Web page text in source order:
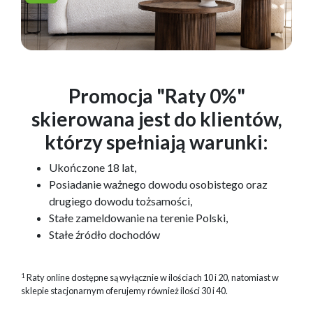
Promocja "Raty 0%"
skierowana jest do klientów,
którzy spełniają warunki:
Ukończone 18 lat,
Posiadanie ważnego dowodu osobistego oraz
drugiego dowodu tożsamości,
Stałe zameldowanie na terenie Polski,
Stałe źródło dochodów
1 Raty online dostępne są wyłącznie w ilościach 10 i 20, natomiast w
sklepie stacjonarnym oferujemy również ilości 30 i 40.